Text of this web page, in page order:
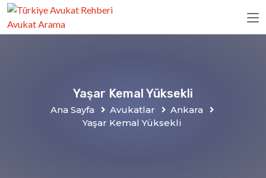
Yaşar Kemal Yüksekli
Ana Sayfa Avukatlar
Ankara
Yaşar Kemal Yüksekli